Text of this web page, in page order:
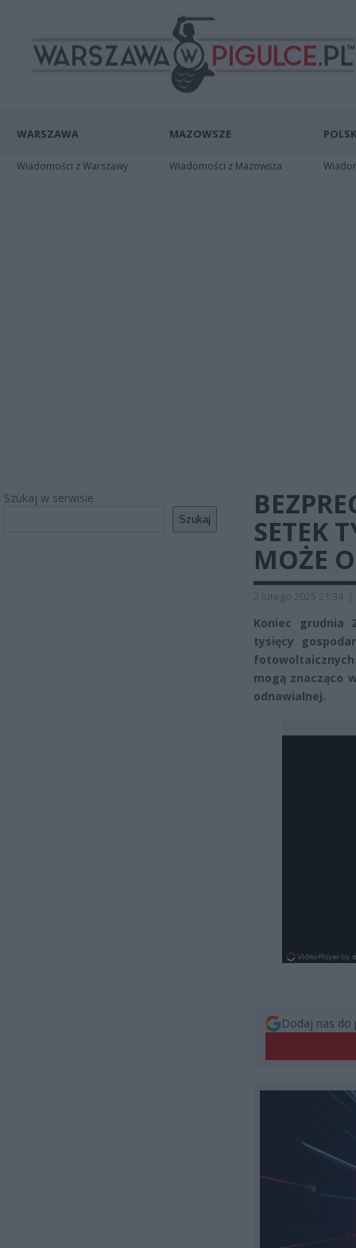
WARSZAWA
Wiadomości z Warszawy
MAZOWSZE
Wiadomości z Mazowsza
Szukaj w serwisie
Szukaj
SETEK
MOŻE
2 lutego 2025 21:34 |
Koniec grudnia
tysięcy
mogą znacząco
odnawialnej.
Dodaj nas do